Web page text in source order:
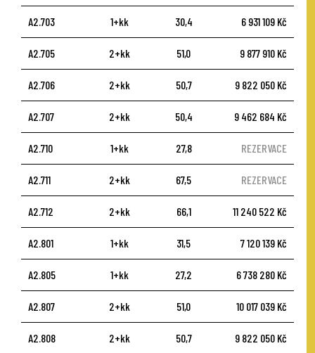
A2.703 1+kk 30,4 6 931 109 Kč
A2.705 2+kk 51,0 9 877 910 Kč
A2.706 2+kk 50,7 9 822 050 Kč
A2.707 2+kk 50,4 9 462 684 Kč
A2.710 1+kk 27,8 REZERVACE
A2.711 2+kk 67,5 REZERVACE
A2.712 2+kk 66,1 11 240 522 Kč
A2.801 1+kk 31,5 7 120 139 Kč
A2.805 1+kk 27,2 6 738 280 Kč
A2.807 2+kk 51,0 10 017 039 Kč
A2.808 2+kk 50,7 9 822 050 Kč